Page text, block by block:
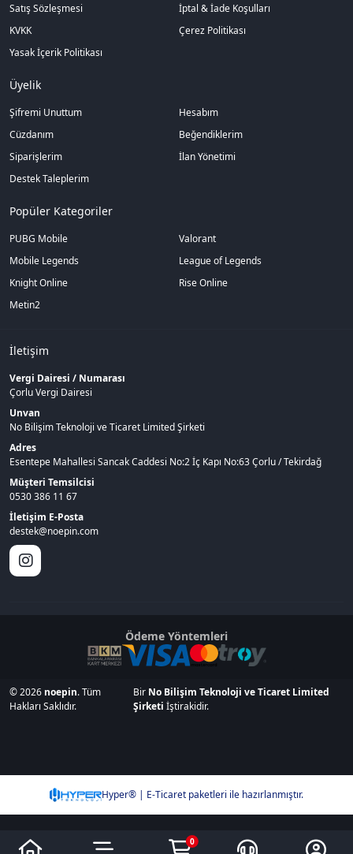
0
Satış Sözleşmesi
İptal & İade Koşulları
KVKK
Çerez Politikası
Yasak İçerik Politikası
Üyelik
Şifremi Unuttum
Hesabım
Cüzdanım
Beğendiklerim
Siparişlerim
İlan Yönetimi
Destek Taleplerim
Popüler Kategoriler
PUBG Mobile
Valorant
Mobile Legends
League of Legends
Knight Online
Rise Online
Metin2
İletişim
Vergi Dairesi / Numarası
Çorlu Vergi Dairesi
Unvan
No Bilişim Teknoloji ve Ticaret Limited Şirketi
Adres
Esentepe Mahallesi Sancak Caddesi No:2 İç Kapı No:63 Çorlu / Tekirdağ
Müşteri Temsilcisi
0530 386 11 67
İletişim E-Posta
destek@noepin.com
Ödeme Yöntemleri
© 2026 noepin. Tüm
Hakları Saklıdır.
Bir No Bilişim Teknoloji ve Ticaret Limited
Şirketi İştirakidir.
Hyper® | E-Ticaret paketleri ile hazırlanmıştır.